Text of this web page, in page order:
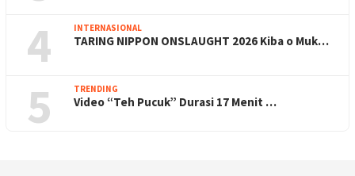
4 INTERNASIONAL
TARING NIPPON ONSLAUGHT 2026 Kiba o Muk…
5 TRENDING
Video “Teh Pucuk” Durasi 17 Menit …